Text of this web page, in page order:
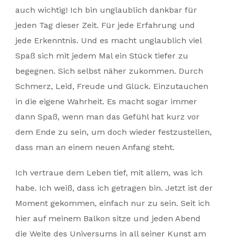
auch wichtig! Ich bin unglaublich dankbar für
jeden Tag dieser Zeit. Für jede Erfahrung und
jede Erkenntnis. Und es macht unglaublich viel
Spaß sich mit jedem Mal ein Stück tiefer zu
begegnen. Sich selbst näher zukommen. Durch
Schmerz, Leid, Freude und Glück. Einzutauchen
in die eigene Wahrheit. Es macht sogar immer
dann Spaß, wenn man das Gefühl hat kurz vor
dem Ende zu sein, um doch wieder festzustellen,
dass man an einem neuen Anfang steht.
Ich vertraue dem Leben tief, mit allem, was ich
habe. Ich weiß, dass ich getragen bin. Jetzt ist der
Moment gekommen, einfach nur zu sein. Seit ich
hier auf meinem Balkon sitze und jeden Abend
die Weite des Universums in all seiner Kunst am